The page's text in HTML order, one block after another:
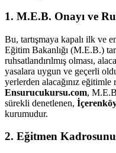
1. M.E.B. Onayı ve
Bu, tartışmaya kapalı ilk ve
Eğitim Bakanlığı (M.E.B.)
ruhsatlandırılmış olması,
yasalara uygun ve geçerli
yerlerden alacağınız eğitimle
Ensurucukursu.com,
sürekli denetlenen,
kurumudur.
2. Eğitmen